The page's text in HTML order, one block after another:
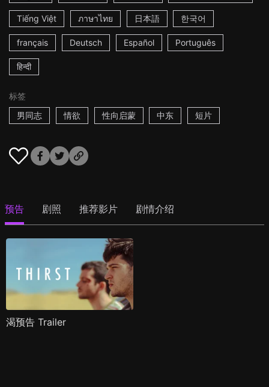
Tiếng Việt ภาษาไทย 日本語 한국어
français Deutsch Español Português
हिन्दी
标签
男同志
情欲 性向启蒙 中东 短片
预告 剧照 推荐影片 剧情介绍
渴预告 Trailer